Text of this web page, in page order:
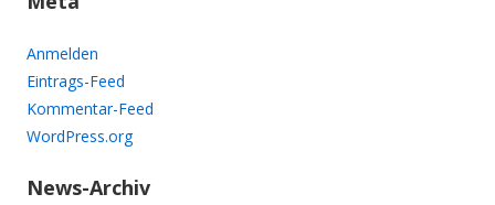
Anmelden
Eintrags-Feed
Kommentar-Feed
WordPress.org
News-Archiv